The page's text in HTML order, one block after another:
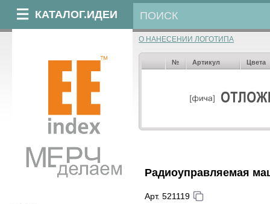
КАТАЛОГ.ИДЕИ
О НАНЕСЕНИИ ЛОГОТИПА
№ Артикул Цвета
Радиоуправляемая
Арт. 521119